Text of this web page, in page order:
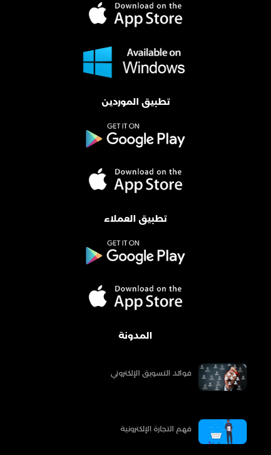
تطبيق الموردين
تطبيق العملاء
المدونة
فوائد التسويق الإلكتروني
فهم التجارة الإلكترونية